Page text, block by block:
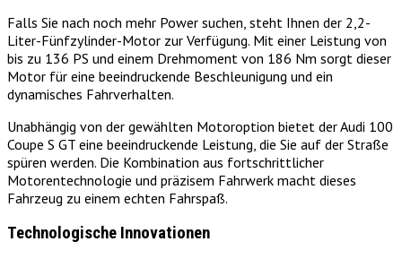
Falls Sie nach noch mehr Power suchen, steht Ihnen der 2,2-
Liter-Fünfzylinder-Motor zur Verfügung. Mit einer Leistung von
bis zu 136 PS und einem Drehmoment von 186 Nm sorgt dieser
Motor für eine beeindruckende Beschleunigung und ein
dynamisches Fahrverhalten.
Unabhängig von der gewählten Motoroption bietet der Audi 100
Coupe S GT eine beeindruckende Leistung, die Sie auf der Straße
spüren werden. Die Kombination aus fortschrittlicher
Motorentechnologie und präzisem Fahrwerk macht dieses
Fahrzeug zu einem echten Fahrspaß.
Technologische Innovationen